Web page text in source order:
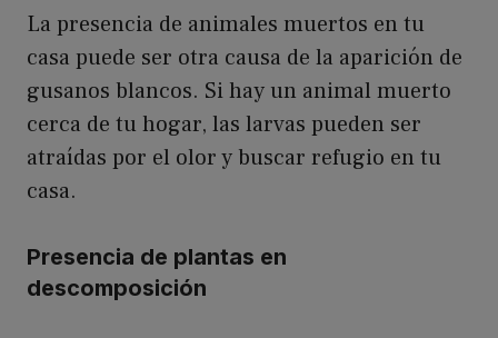
La presencia de animales muertos en tu
casa puede ser otra causa de la aparición de
gusanos blancos. Si hay un animal muerto
cerca de tu hogar, las larvas pueden ser
atraídas por el olor y buscar refugio en tu
casa.
Presencia de plantas en
descomposición